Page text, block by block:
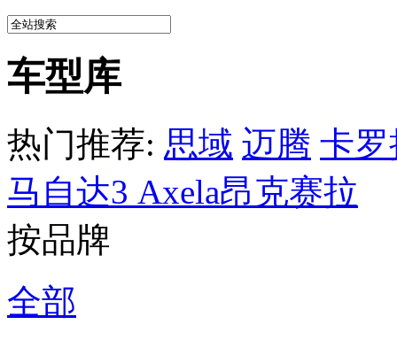
车型库
热门推荐: 思域 迈腾 卡罗
马自达3 Axela昂克赛拉
按品牌
全部